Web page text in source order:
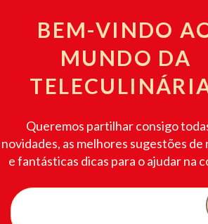
BEM-VINDO
MUNDO DA
Queremos partilhar consigo
novidades, as melhores sugestões de
e fantásticas dicas para o ajudar na